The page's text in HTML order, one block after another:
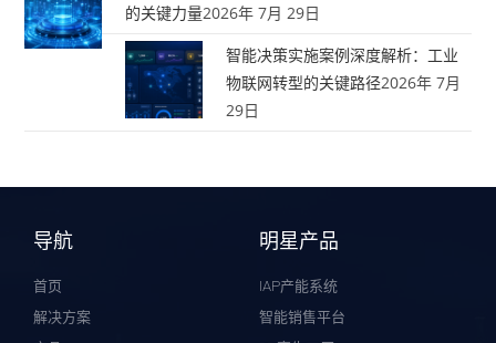
的关键力量2026年 7月 29日
智能决策实施案例深度解析：工业
物联网转型的关键路径2026年 7月
29日
导航
首页
解决方案
明星产品
IAP产能系统
智能销售平台